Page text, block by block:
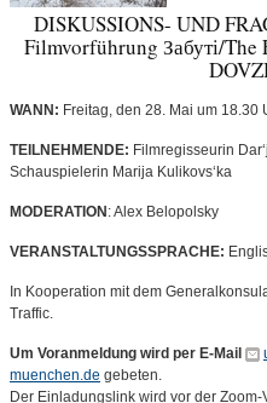
DISKUSSIONS- UND
Filmvorführung Забуті/
WANN: Freitag, den 28. Mai um 18.30
TEILNEHMENDE: Filmregisseurin
Schauspielerin Marija Kulikovs‘ka
MODERATION : Alex Belopolsky
VERANSTALTUNGSSPRACHE:
In Kooperation mit dem
Traffic.
Um Voranmeldung wird per E-Mail
muenchen.de gebeten.
Der Einladungslink wird vor der